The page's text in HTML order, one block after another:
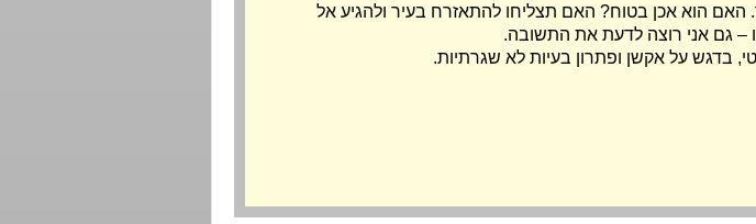
הוא אכן בטוח? האם תצליחו להתאזרח בעיר ולהגיע אל
– גם אני רוצה לדעת את התשובה.
בדגש על אקשן ופתרון בעיות לא שגרתיות.